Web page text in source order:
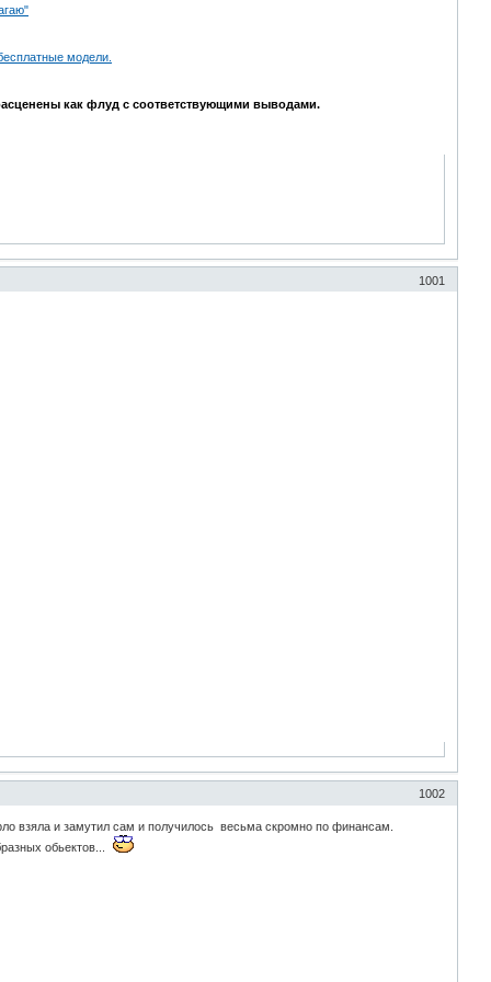
модели.
как флуд с соответствующими выводами.
1001
1002
взяла и замутил сам и получилось весьма скромно по финансам.
обьектов...